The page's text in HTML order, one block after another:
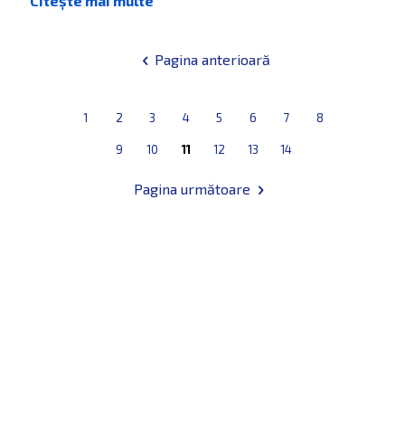
1 2 3 4 5 6 7 8
9 10 11 12 13 14